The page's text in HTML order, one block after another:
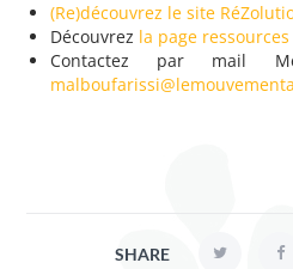
(Re)découvrez le site
Découvrez la page ressources
Contactez par mail
SHARE